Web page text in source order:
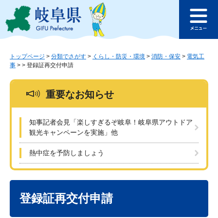
ジ
ュ
このページの本文へ
ュ
トップページ > 分類でさがす > くらし・防災・環境 > 消防・保安 > 電気工
事 > > 登録証再交付申請
重要なお知らせ
知事記者会見「楽しすぎるぞ岐阜！岐阜県アウトドア
観光キャンペーンを実施」他
熱中症を予防しましょう
登録証再交付申請